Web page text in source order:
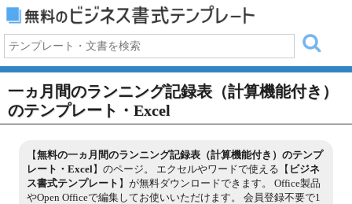
一ヵ月間のランニング記録表（計算機能付き）
のテンプレート・Excel
【無料の一ヵ月間のランニング記録表（計算機能付き）のテンプ
レート・Excel】のページ。 エクセルやワードで使える【 ビジネ
ス書式テンプレート 】が無料ダウンロードできます。 Office製品
やOpen Officeで編集してお使いいただけます。 会員登録不要で1